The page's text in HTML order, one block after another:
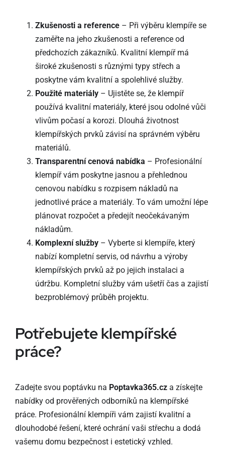
Zkušenosti a reference– Při výběru klempíře se
zaměřte na jeho zkušenosti a reference od
předchozích zákazníků. Kvalitní klempíř má
široké zkušenosti s různými typy střech a
poskytne vám kvalitní a spolehlivé služby.
Použité materiály– Ujistěte se, že klempíř
používá kvalitní materiály, které jsou odolné vůči
vlivům počasí a korozi. Dlouhá životnost
klempířských prvků závisí na správném výběru
materiálů.
Transparentní cenová nabídka – Profesionální
klempíř vám poskytne jasnou a přehlednou
cenovou nabídku s rozpisem nákladů na
jednotlivé práce a materiály. To vám umožní lépe
plánovat rozpočet a předejít neočekávaným
nákladům.
Komplexní služby– Vyberte si klempíře, který
nabízí kompletní servis, od návrhu a výroby
klempířských prvků až po jejich instalaci a
údržbu. Kompletní služby vám ušetří čas a zajistí
bezproblémový průběh projektu.
Potřebujete klempířské
práce?
Zadejte svou poptávku na Poptavka365.cza získejte
nabídky od prověřených odborníků na klempířské
práce. Profesionální klempíři vám zajistí kvalitní a
dlouhodobé řešení, které ochrání vaši střechu a dodá
vašemu domu bezpečnost i estetický vzhled.